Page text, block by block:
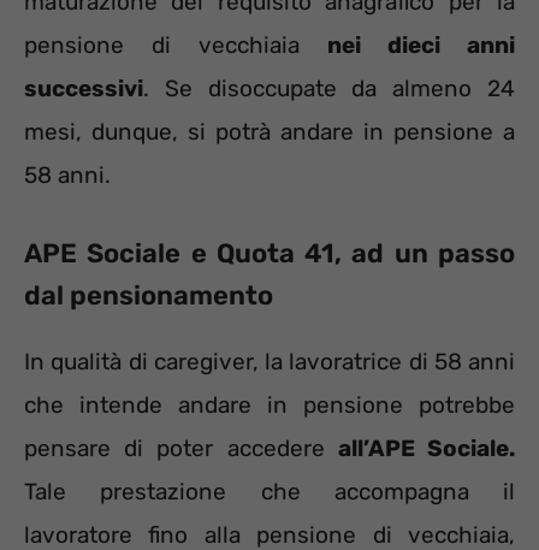
pensione di vecchiaia nei dieci anni
successivi. Se disoccupate da almeno 24
mesi, dunque, si potrà andare in pensione a
58 anni.
APE Sociale e Quota 41, ad un passo
dal pensionamento
In qualità di caregiver, la lavoratrice di 58 anni
che intende andare in pensione potrebbe
pensare di poter accedere all’APE Sociale.
Tale prestazione che accompagna il
lavoratore fino alla pensione di vecchiaia,